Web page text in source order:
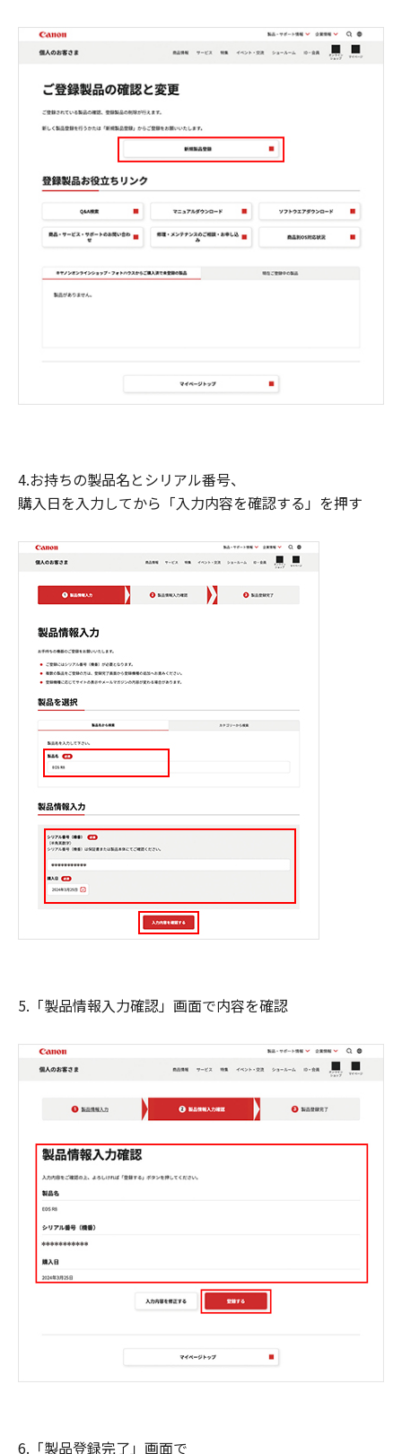
4.お持ちの製品名とシリアル番号、
購入日を入力してから「入力内容を確認する」を押す
5.「製品情報入力確認」画面で内容を確認
6.「製品登録完了」画面で